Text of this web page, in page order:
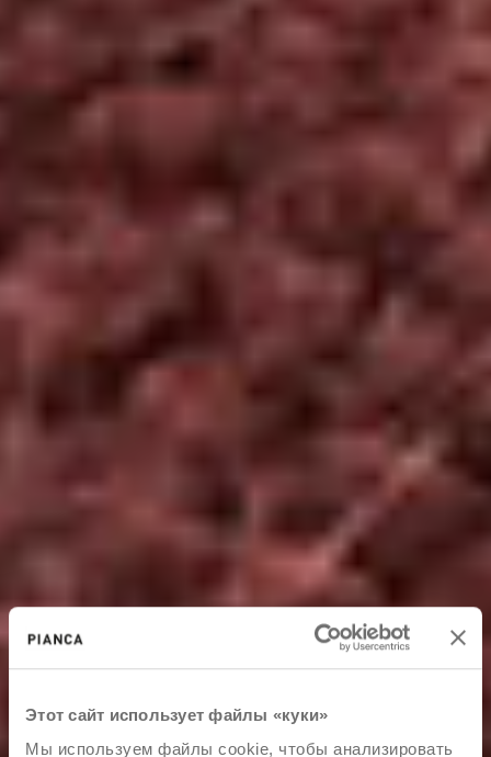
Этот сайт использует файлы «куки»
Мы используем файлы cookie, чтобы анализировать